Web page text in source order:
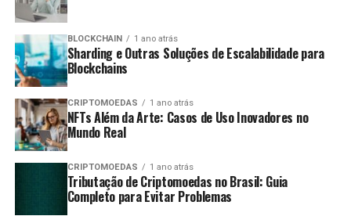
BLOCKCHAIN 1 ano atrás
Sharding e Outras Soluções de Escalabilidade para
Blockchains
CRIPTOMOEDAS 1 ano atrás
NFTs Além da Arte: Casos de Uso Inovadores no
Mundo Real
CRIPTOMOEDAS 1 ano atrás
Tributação de Criptomoedas no Brasil: Guia
Completo para Evitar Problemas